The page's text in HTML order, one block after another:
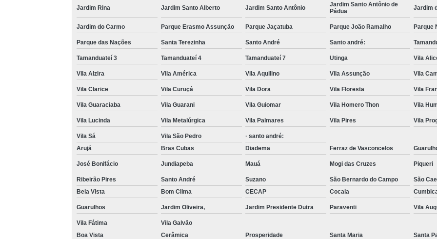
Transporte com
Transporte com Munck em
Transporte de Cargas com
Transporte de Máquinas e
Caminhões de
Carregamento de
Carregamento de Container com
Remoção de Container com
Remoção de Container de Munck
Transporte de Containers
Transporte de Containers Vazios
Transporte de Equipamentos e
Transporte de Equipamentos
Jardim Rina Jardim Santo Alberto Jardim Santo Antônio
Jardim Santo Antônio de
Pádua
Jardim
Jardim do Carmo Parque Erasmo Assunção Parque Jaçatuba Parque João Ramalho Parque
Parque das Nações Santa Terezinha Santo André Santo andré:
Tamanduateí 3 Tamanduateí 4 Tamanduateí 7 Utinga Vila
Vila Alzira Vila América Vila Aquilino Vila Assunção Vila
Vila Clarice Vila Curuçá Vila Dora Vila Floresta Vila
Vila Guaraciaba Vila Guarani Vila Guiomar Vila Homero Thon Vila
Vila Lucinda Vila Metalúrgica Vila Palmares Vila Pires Vila
Vila Sá Vila São Pedro
· santo andré:
Arujá
Bras Cubas Diadema Ferraz de Vasconcelos
José Bonifácio Jundiapeba Mauá Mogi das Cruzes Piqueri
Ribeirão Pires Santo André Suzano São Bernardo do Campo São
Bela Vista
Bom Clima CECAP Cocaia
Guarulhos Jardim Oliveira, Jardim Presidente Dutra Paraventi Vila
Vila Fátima
Vila Galvão
Boa Vista
Cerâmica Prosperidade Santa Maria Santa